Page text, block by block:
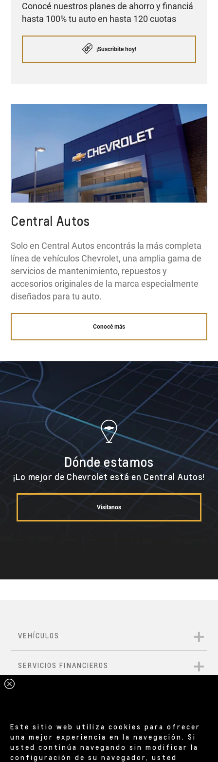
Conocé nuestros planes de ahorro y financiá
hasta 100% tu auto en hasta 120 cuotas
¡Suscribite hoy!
Central Autos
Solo en Central Autos encontrás la más completa
línea de vehículos Chevrolet, una amplia gama de
servicios de mantenimiento, repuestos y
accesorios originales de la marca especialmente
diseñados para tu auto.
Conocé más
Dónde estamos
¡Lo mejor de Chevrolet está en Central Autos!
Visitanos
Este sitio web utiliza cookies para ofrecer
una mejor experiencia en la navegación. Si
usted continúa navegando sin modificar la
configuración de su navegador, usted